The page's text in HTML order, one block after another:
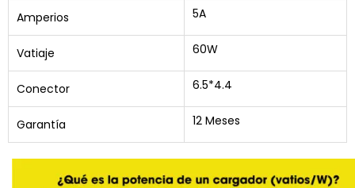
Amperios 5A
Vatiaje 60W
Conector 6.5*4.4
Garantía 12 Meses